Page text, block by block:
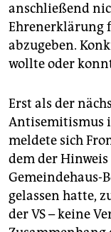
anschließend
Ehrenerklärung
abzugeben.
wollte oder
Erst als der
Antisemitismus
meldete sich
dem der
Gemeindehaus-
gelassen hatte,
der VS – keine